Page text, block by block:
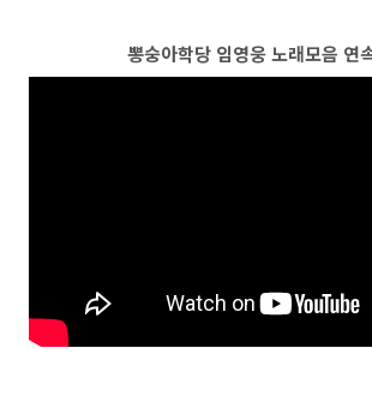
뽕숭아학당 임영웅 노래모음 연